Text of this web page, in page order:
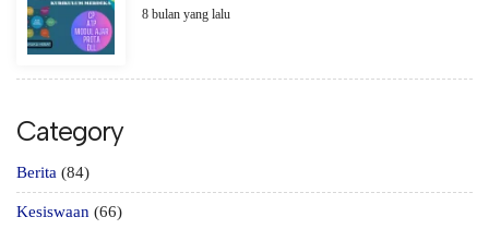
8 bulan yang lalu
Category
Berita (84)
Kesiswaan (66)